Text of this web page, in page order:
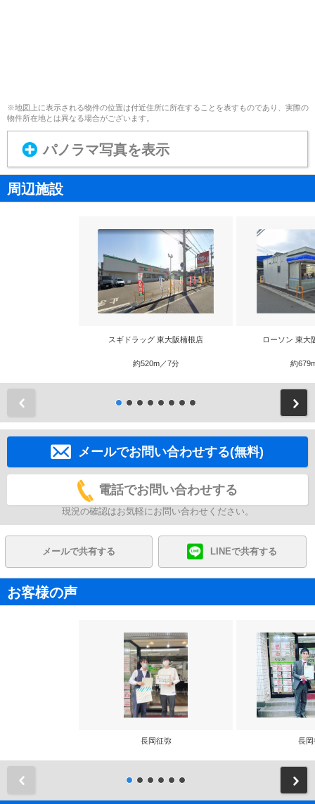
※地図上に表示される物件の位置は付近住所に所在することを表すものであり、実際の
物件所在地とは異なる場合がございます。
パノラマ写真を表示
周辺施設
スギドラッグ 東大阪楠根店
約520m／7分
ローソン 東大
約
メールでお問い合わせする(無料)
電話でお問い合わせする
現況の確認はお気軽にお問い合わせください。
メールで共有する LINEで共有する
お客様の声
長岡征弥 長岡